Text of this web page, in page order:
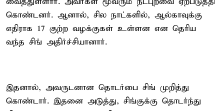
கொண்டனர். ஆனால், சில நாட்களில், ஆல்காவுக்கு
எதிராக 17 குற்ற வழக்குகள் உள்ளன என தெரிய
வந்த சிங் அதிர்ச்சியானார்.
இதனால், அவருடனான தொடர்பை சிங் முறித்து
கொண்டார். இதனை அடுத்து, சிங்குக்கு தொடர்ந்து